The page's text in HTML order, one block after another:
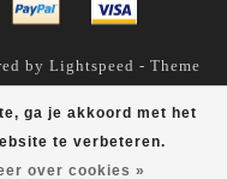
ga je akkoord met het
te verbeteren.
over cookies »
by Lightspeed - Theme
klantbeoordelingen at